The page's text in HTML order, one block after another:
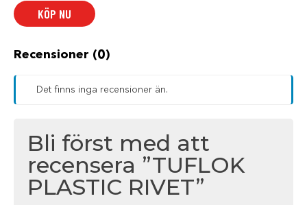
KÖP NU
Recensioner (0)
Det finns inga recensioner än.
Bli först med att
recensera ”TUFLOK
PLASTIC RIVET”